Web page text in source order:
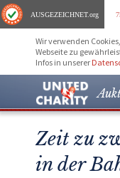
AUSGEZEICHNET.org
Wir verwenden
Webseite zu
Infos in unserer
Zeit zu
in der